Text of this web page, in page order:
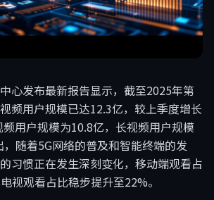
心发布最新报告显示，截至2025年第
频用户规模已达12.3亿，较上季度增长
用户规模为10.8亿，长视频用户规模
随着5G网络的普及和智能终端的发
习惯正在发生深刻变化，移动端观看占
视观看占比稳步提升至22%。